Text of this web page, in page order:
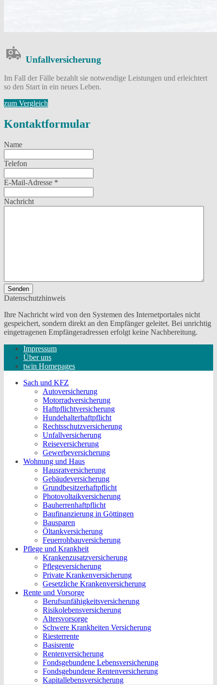
Unfall­versicherung
Im Fall der Fälle bezahlt sie notwendige Leistungen und erleichtert
so den Start in ein neues Leben.
zum Vergleich
Kontaktformular
Name
Telefon
E-Mail-Adresse *
Nachricht
Senden
Datenschutzhinweis
Ihre Nachricht wird von den Systemen des Internetportales nicht
gespeichert, sondern direkt an den Empfänger geleitet. Bei unrichtig
eingetragenen Empfängeradressen erfolgt keine Nachbereitung.
Impressum
Über uns
twin Homepages
Sach und KFZ
Autoversicherung
Motorradversicherung
Haftpflichtversicherung
Hundehalterhaftpflicht
Rechtsschutzversicherung
Unfallversicherung
Reiseversicherung
Gewerbeversicherung
Wohnung und Haus
Hausratversicherung
Gebäudeversicherung
Grundbesitzerhaftpflicht
Photovoltaikversicherung
Bauherrenhaftpflicht
Baufinanzierung in Göttingen
Bausparen
Öltankversicherung
Feuerrohbauversicherung
Pflege und Krankheit
Krankenzusatzversicherung
Pflegeversicherung
Private Krankenversicherung
Gesetzliche Krankenversicherung
Rente und Vorsorge
Berufs­unfähigkeitsversicherung
Risikolebensversicherung
Altersvorsorge
Schwere Krankheiten Versicherung
Riesterrente
Basisrente
Rentenversicherung
Fondsgebundene Lebensversicherung
Fondsgebundene Rentenversicherung
Kapitallebensversicherung